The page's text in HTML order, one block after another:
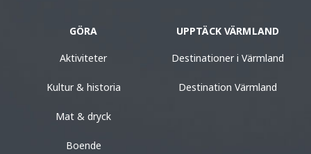
GÖRA
Aktiviteter
Kultur & historia
Mat & dryck
Boende
UPPTÄCK VÄRMLAND
Destinationer i Värmland
Destination Värmland